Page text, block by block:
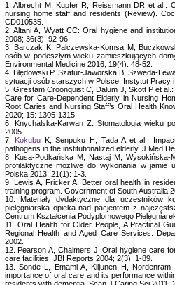
1. Albrecht M, Kupfer R, Reissmann DR et al.:
nursing home staff and residents (Review).
CD010535.
2. Altani A, Wyatt CC: Oral hygiene and
2008; 36(3): 92-96.
3. Barczak K, Palczewska-Komsa M,
osób w podeszłym wieku zamieszkujących
Environmental Medicine 2016; 19(4): 48-52.
4. Błędowski P, Szatur-Jaworska B, Szweda-
sytuacji osób starszych w Polsce. Instytut Pracy
5. Girestam Croonquist C, Dalum J, Skott P et
Care for Care-Dependent Elderly in Nursing
Root Caries and Nursing Staff’s Oral Health
2020; 15: 1305-1315.
6. Knychalska-Karwan Z: Stomatologia wieku
2005.
7.
Kokubu K, Senpuku H, Tada A et al.:
pathogens in the institutionalized elderly. J Med
8. Kusa-Podkańska M, Nastaj M, Wysokińska-
profilaktyczne możliwe do wykonania w jamie
Polska 2013; 21(1): 1-3.
9. Lewis A, Fricker A: Better oral health in
training program. Government of South Australia
10. Materiały dydaktyczne dla uczestników
pielęgniarska opieka nad pacjentem z
Centrum Kształcenia Podyplomowego
11. Oral Health for Older People, A Practical
Regional Health and Aged Care Services.
2002.
12. Pearson A, Chalmers J: Oral hygiene care
care facilities. JBI Reports 2004; 2(3): 1-89.
13. Sonde L, Emami A, Kiljunen H,
importance of oral care and its performance